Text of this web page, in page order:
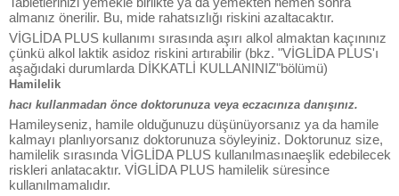
almanız önerilir. Bu, mide rahatsızlığı riskini azaltacaktır.
VİGLİDA PLUS kullanımı sırasında aşırı alkol almaktan kaçınınız
çünkü alkol laktik asidoz riskini artırabilir (bkz. "VİGLİDA PLUS'ı
aşağıdaki durumlarda DİKKATLİ KULLANINIZ"bölümü)
Hamilelik
hacı kullanmadan önce doktorunuza veya eczacınıza danışınız.
Hamileyseniz, hamile olduğunuzu düşünüyorsanız ya da hamile
kalmayı planlıyorsanız doktorunuza söyleyiniz. Doktorunuz size,
hamilelik sırasında VİGLİDA PLUS kullanılmasınaeşlik edebilecek
riskleri anlatacaktır. VİGLİDA PLUS hamilelik süresince
kullanılmamalıdır.